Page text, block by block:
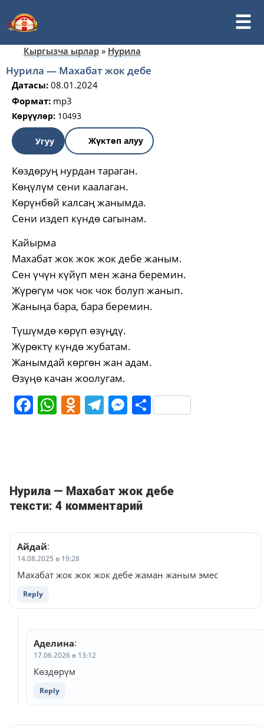
Кыргызча ырлар » Нурила
Нурила — Махабат жок дебе
Датасы: 08.01.2024
Формат: mp3
Көрүүлөр: 10493
Угуу Жүктөп алуу
Көздөруң нурдан тараган.
Көңүлүм сени каалаган.
Көрүнбөй калсаң жанымда.
Сени издеп күндө сагынам.
Кайырма
Махабат жок жок жок дебе жаным.
Сен үчүн күйүп мен жана беремин.
Жүрөгүм чок чок чок болуп жанып.
Жаныңа бара, бара беремин.
Түшүмдө көрүп өзүңдү.
Жүрөктү күндө жубатам.
Жанымдай көргөн жан адам.
Өзүңө качан жоолугам.
Facebook
WhatsApp
Odnoklassniki
Telegram
Messenger
Share
Нурила — Махабат жок дебе
тексти: 4 комментарий
Айдай:
14.08.2025 в 19:28
Махабат жок жок жок дебе жаман жаным эмес
Reply
Аделина:
17.06.2026 в 13:12
Көздөрүм
Reply